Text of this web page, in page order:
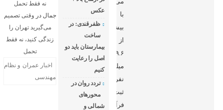
با
بیش
از
۹.۶
میلیون
نفر
ثبت‌نام‌کننده،
فرآیند
عکس
ظفرقندی: در
ساخت
بیمارستان باید دو
اصل را رعایت
کنیم
تردد روان در
محورهای
شمالی و
نه فقط تحمل
جمال در وقتی تصمیم
می‌گیرید تهران را
زندگی کنید، نه فقط
تحمل
اخبار عمران و نظام
مهندسی